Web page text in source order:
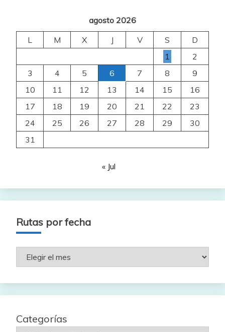
agosto 2026
L
M X J V S
D
1
2
3
4 5 6 7 8
9
10
11 12 13 14 15
16
17
18 19 20 21 22
23
24
25 26 27 28 29
30
31
« Jul
Rutas por fecha
Rutas
Categorías